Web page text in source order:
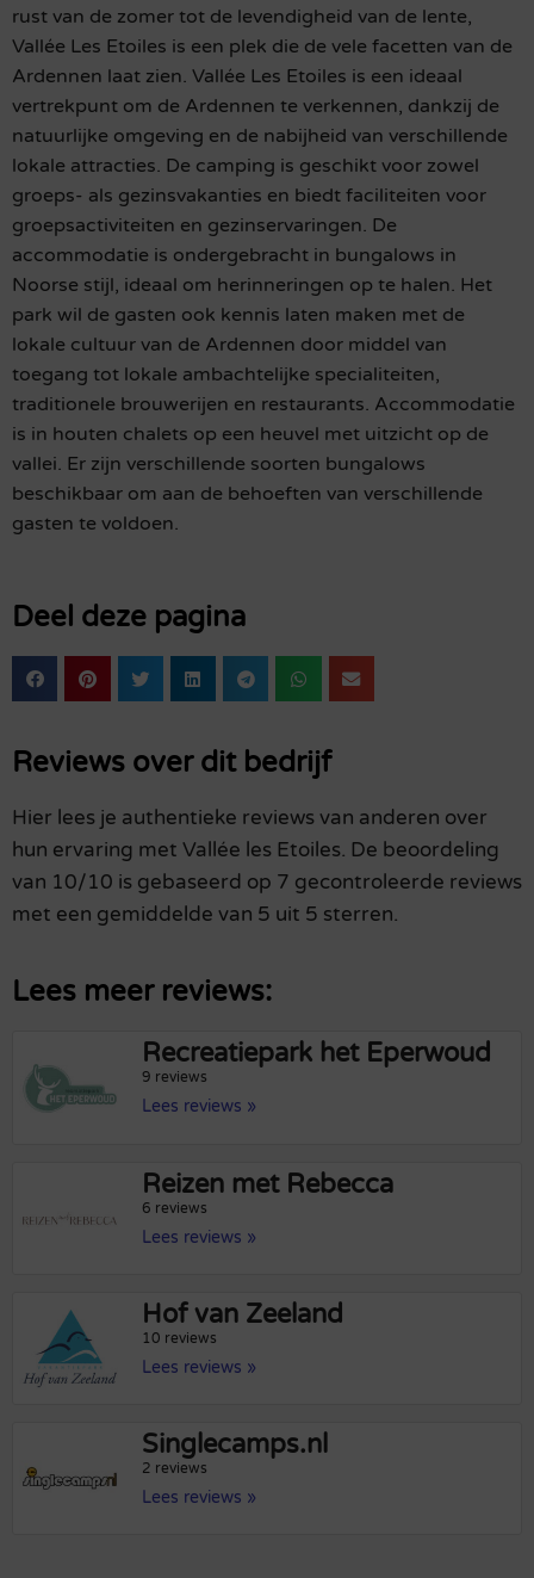
rust van de zomer tot de levendigheid van de lente,
Vallée Les Etoiles is een plek die de vele facetten van de
Ardennen laat zien. Vallée Les Etoiles is een ideaal
vertrekpunt om de Ardennen te verkennen, dankzij de
natuurlijke omgeving en de nabijheid van verschillende
lokale attracties. De camping is geschikt voor zowel
groeps- als gezinsvakanties en biedt faciliteiten voor
groepsactiviteiten en gezinservaringen. De
accommodatie is ondergebracht in bungalows in
Noorse stijl, ideaal om herinneringen op te halen. Het
park wil de gasten ook kennis laten maken met de
lokale cultuur van de Ardennen door middel van
toegang tot lokale ambachtelijke specialiteiten,
traditionele brouwerijen en restaurants. Accommodatie
is in houten chalets op een heuvel met uitzicht op de
vallei. Er zijn verschillende soorten bungalows
beschikbaar om aan de behoeften van verschillende
gasten te voldoen.
Deel deze pagina
Reviews over dit bedrijf
Hier lees je authentieke reviews van anderen over
hun ervaring met Vallée les Etoiles. De beoordeling
van 10/10 is gebaseerd op 7 gecontroleerde reviews
met een gemiddelde van 5 uit 5 sterren.
Lees meer reviews:
Recreatiepark het Eperwoud
9 reviews
Lees reviews »
Reizen met Rebecca
6 reviews
Lees reviews »
Hof van Zeeland
10 reviews
Lees reviews »
Singlecamps.nl
2 reviews
Lees reviews »